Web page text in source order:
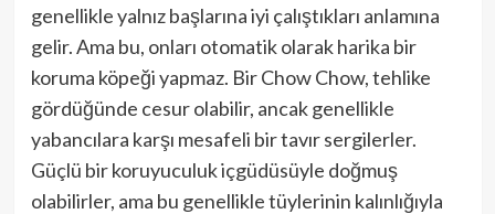
genellikle yalnız başlarına iyi çalıştıkları anlamına
gelir. Ama bu, onları otomatik olarak harika bir
koruma köpeği yapmaz. Bir Chow Chow, tehlike
gördüğünde cesur olabilir, ancak genellikle
yabancılara karşı mesafeli bir tavır sergilerler.
Güçlü bir koruyuculuk içgüdüsüyle doğmuş
olabilirler, ama bu genellikle tüylerinin kalınlığıyla